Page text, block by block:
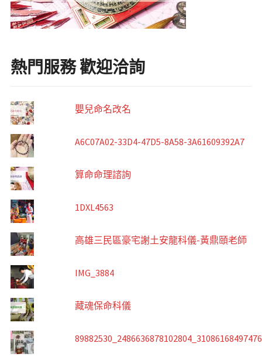
熱門服務 歡迎洽詢
嬰兒命名改名
A6C07A02-33D4-47D5-8A58-3A61609392A7
算命命理諮詢
1DXL4563
高雄三民區豪宅謝土安龍科儀-黃鼎頤老師
IMG_3884
藏魂保命科儀